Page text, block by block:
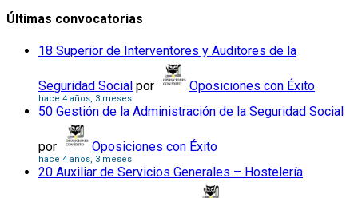
Últimas convocatorias
18 Superior de Interventores y Auditores de la
Seguridad Social por Oposiciones con Éxito
hace 4 años, 3 meses
50 Gestión de la Administración de la Seguridad Social
por Oposiciones con Éxito
hace 4 años, 3 meses
20 Auxiliar de Servicios Generales – Hostelería